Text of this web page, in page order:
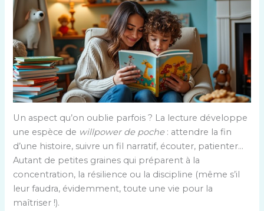
Un aspect qu’on oublie parfois ? La lecture développe
une espèce de willpower de poche: attendre la fin
d’une histoire, suivre un fil narratif, écouter, patienter…
Autant de petites graines qui préparent à la
concentration, la résilience ou la discipline (même s’il
leur faudra, évidemment, toute une vie pour la
maîtriser !).